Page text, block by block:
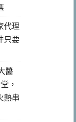
代理
只要
醬
，
熱串